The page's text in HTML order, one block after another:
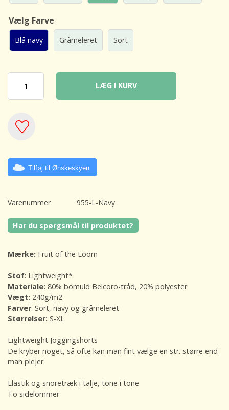
Vælg Farve
Blå navy Gråmeleret Sort
LÆG I KURV
Tilføj til Ønskeskyen
Varenummer 955-L-Navy
Har du spørgsmål til produktet?
Mærke: Fruit of the Loom
Stof: Lightweight*
Materiale: 80% bomuld Belcoro-tråd, 20% polyester
Vægt: 240g/m2
Farver: Sort, navy og gråmeleret
Størrelser: S-XL
Lightweight Joggingshorts
De kryber noget, så ofte kan man fint vælge en str. større end
man plejer.
Elastik og snoretræk i talje, tone i tone
To sidelommer